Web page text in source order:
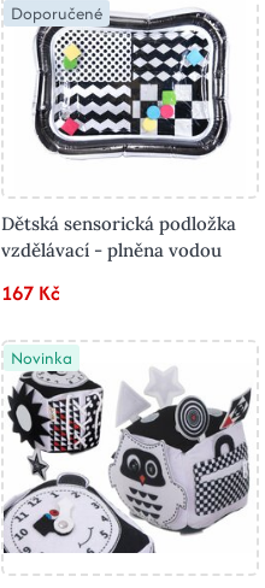
Doporučené
Dětská sensorická podložka
vzdělávací - plněna vodou
167 Kč
Novinka